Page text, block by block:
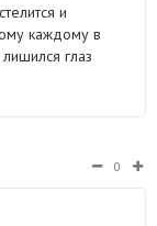
и
каждому в
глаз
0